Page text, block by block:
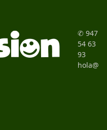
✆ 947
54 63
93
hola@